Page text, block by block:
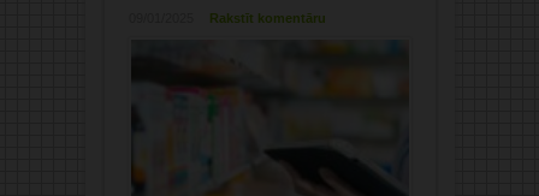
Rakstīt komentāru